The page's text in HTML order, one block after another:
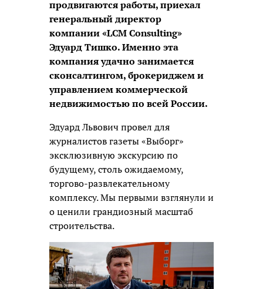
продвигаются работы, приехал
генеральный директор
компании «LCM Consulting»
Эдуард Тишко. Именно эта
компания удачно занимается
сконсалтингом, брокериджем и
управлением коммерческой
недвижимостью по всей России.
Эдуард Львович провел для
журналистов газеты «Выборг»
эксклюзивную экскурсию по
будущему, столь ожидаемому,
торгово-развлекательному
комплексу. Мы первыми взглянули и
о ценили грандиозный масштаб
строительства.